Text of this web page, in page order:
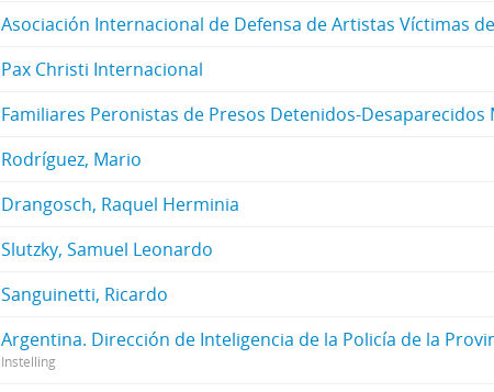
Asociación Internacional de Defensa de Artistas Víctimas
Pax Christi Internacional
Familiares Peronistas de Presos Detenidos-
Rodríguez, Mario
Drangosch, Raquel Herminia
Slutzky, Samuel Leonardo
Sanguinetti, Ricardo
Argentina. Dirección de Inteligencia de la Policía de la
Instelling